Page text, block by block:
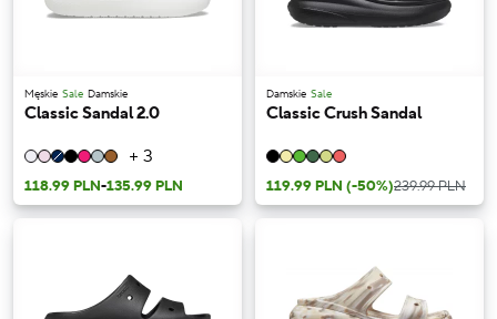
Męskie Sale Damskie
Classic Sandal 2.0
+ 3
118.99 PLN-135.99 PLN
Damskie Sale
Classic Crush Sandal
119.99 PLN (-50%)239.99 PLN